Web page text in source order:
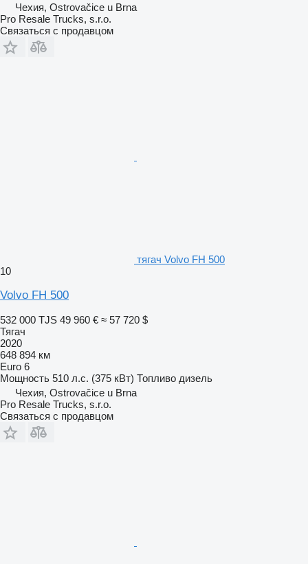
Чехия, Ostrovačice u Brna
Pro Resale Trucks, s.r.o.
Связаться с продавцом
тягач Volvo FH 500
10
Volvo FH 500
532 000 TJS 49 960 € ≈ 57 720 $
Тягач
2020
648 894 км
Euro 6
Мощность 510 л.с. (375 кВт) Топливо дизель
Чехия, Ostrovačice u Brna
Pro Resale Trucks, s.r.o.
Связаться с продавцом